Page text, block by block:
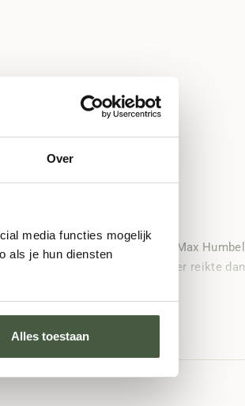
Over
media functies mogelijk
als je hun diensten
Alles toestaan
in 1918 toen grootvader Max Humbel
met een reputatie die verder reikte dan
Louis de boerderij beheerde en ook